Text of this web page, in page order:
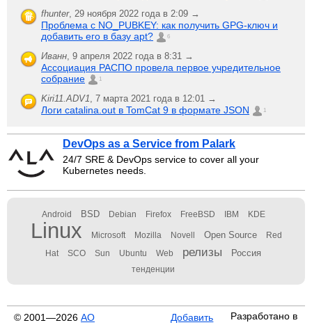
fhunter, 29 ноября 2022 года в 2:09 →
Проблема с NO_PUBKEY: как получить GPG-ключ и
добавить его в базу apt?
6
Иванн, 9 апреля 2022 года в 8:31 →
Ассоциация РАСПО провела первое учредительное
собрание
1
Kiri11.ADV1, 7 марта 2021 года в 12:01 →
Логи catalina.out в TomCat 9 в формате JSON 1
DevOps as a Service from Palark
24/7 SRE & DevOps service to cover all your
Kubernetes needs.
Android BSD Debian Firefox FreeBSD IBM KDE
Linux Microsoft Mozilla Novell Open Source Red
Hat SCO Sun Ubuntu Web релизы Россия
тенденции
© 2001—2026 АО
Добавить
Разработано в